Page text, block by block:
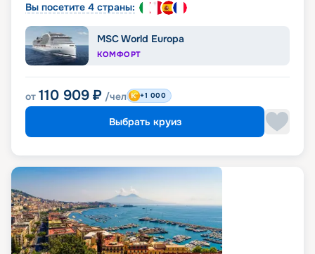
Вы посетите 4 страны:
MSC World Europa
КОМФОРТ
от 110 909 ₽ /чел +1 000
Выбрать круиз